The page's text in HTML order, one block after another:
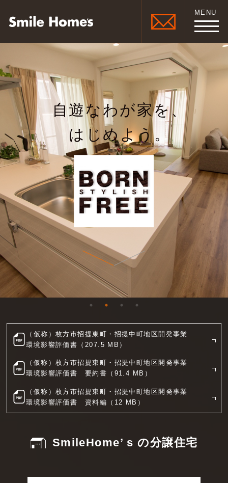
MENU
自遊なわが家を、
はじめよう。
（仮称）枚方市招提東町・招提中町地区開発事業
環境影響評価書（207.5 MB）
（仮称）枚方市招提東町・招提中町地区開発事業
環境影響評価書 要約書（91.4 MB）
（仮称）枚方市招提東町・招提中町地区開発事業
環境影響評価書 資料編（12 MB）
SmileHome’ s の分譲住宅